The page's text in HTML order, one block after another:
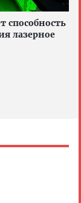
способность
лазерное